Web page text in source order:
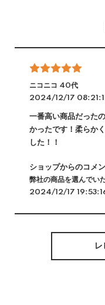
ニコニコ 40代
2024/12/17
一番高い商品だった
かったです！柔らか
した！！
ショップからのコメ
弊社の商品を選んでい
2024/12/17